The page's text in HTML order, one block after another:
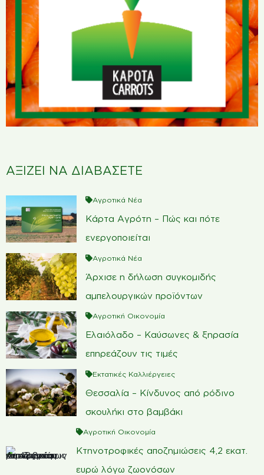
ΑΞΙΖΕΙ ΝΑ ΔΙΑΒΑΣΕΤΕ
Αγροτικά Νέα
Κάρτα Αγρότη – Πώς και πότε
ενεργοποιείται
Αγροτικά Νέα
Άρχισε η δήλωση συγκομιδής
αμπελουργικών προϊόντων
Αγροτική Οικονομία
Ελαιόλαδο – Καύσωνες & ξηρασία
επηρεάζουν τις τιμές
Εκτατικές Καλλιέργειες
Θεσσαλία – Κίνδυνος από ρόδινο
σκουλήκι στο βαμβάκι
Αγροτική Οικονομία
Κτηνοτροφικές αποζημιώσεις 4,2 εκατ.
ευρώ λόγω ζωονόσων